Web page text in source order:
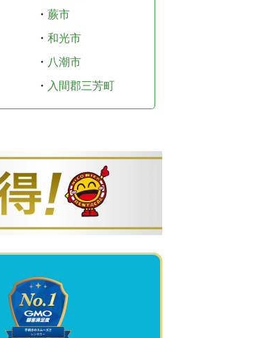
・ 蕨市
・ 和光市
・ 八潮市
・ 入間郡三芳町